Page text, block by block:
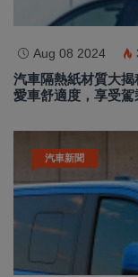
Aug 08 2024
汽車隔熱紙材質大
愛車舒適度，享受駕
汽車新聞